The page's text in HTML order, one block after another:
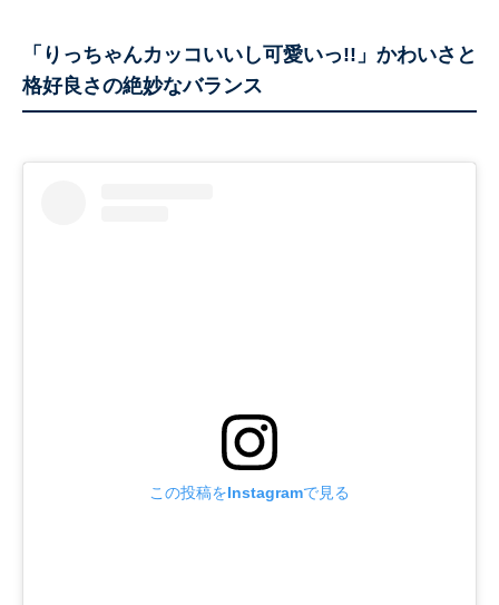
「りっちゃんカッコいいし可愛いっ!!」かわいさと
格好良さの絶妙なバランス
この投稿をInstagramで見る